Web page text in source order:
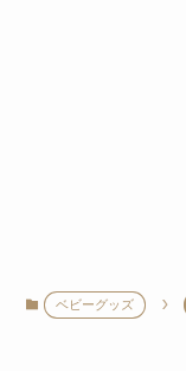
ベビーグッズ